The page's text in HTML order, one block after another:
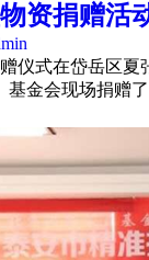
资捐赠活
仪式在岱岳区
金会现场捐赠